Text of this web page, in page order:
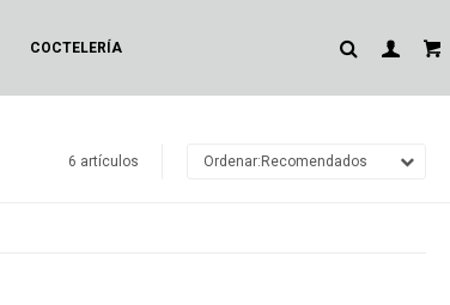
COCTELERÍA
6 artículos Recomendados